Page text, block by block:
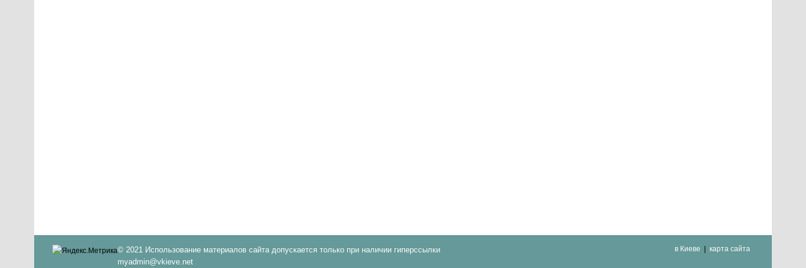
в Киеве карта сайта
© 2021 Использование материалов сайта допускается только при наличии гиперссылки
myadmin@vkieve.net